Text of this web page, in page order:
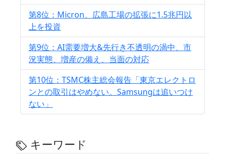
第8位：Micron、広島工場の拡張に1.5兆円以
上を投資
第9位：AI需要増大&先行き不透明の渦中、市
況実態、増産の備え、当面の対応
第10位：TSMC株主総会報告「東京エレクトロ
ンとの取引はやめない。Samsungは追いつけ
ない」
キーワード